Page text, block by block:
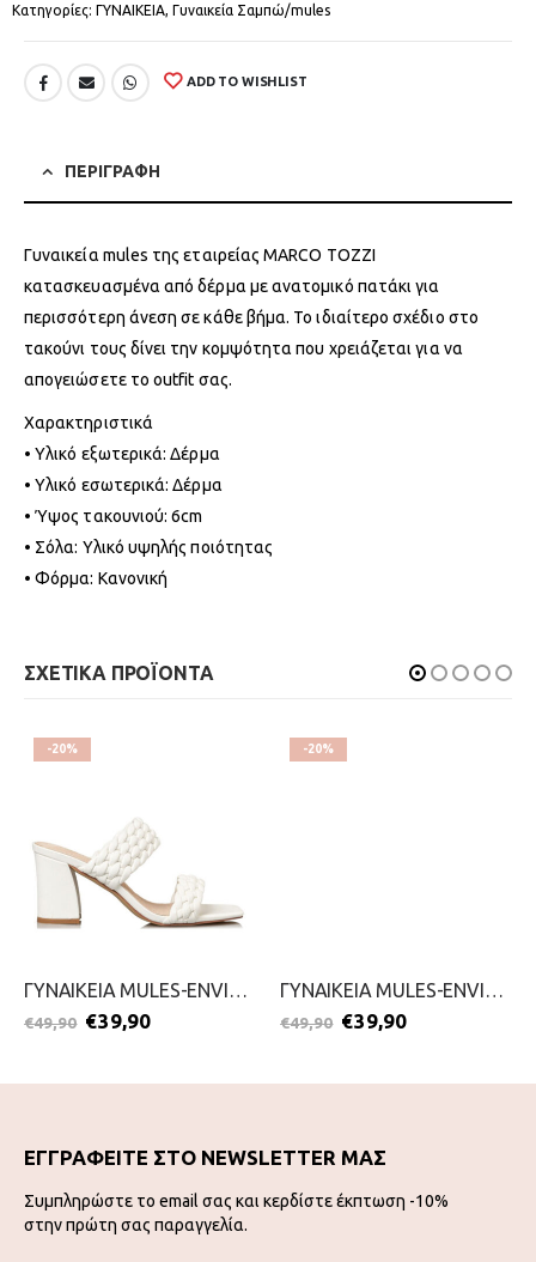
Κατηγορίες: ΓΥΝΑΙΚΕΙΑ, Γυναικεία Σαμπώ/mules
ADD TO WISHLIST
ΠΕΡΙΓΡΑΦΗ
Γυναικεία mules της εταιρείας MARCO TOZZI
κατασκευασμένα από δέρμα με ανατομικό πατάκι για
περισσότερη άνεση σε κάθε βήμα. Το ιδιαίτερο σχέδιο στο
τακούνι τους δίνει την κομψότητα που χρειάζεται για να
απογειώσετε το outfit σας.
Χαρακτηριστικά
• Υλικό εξωτερικά: Δέρμα
• Υλικό εσωτερικά: Δέρμα
• Ύψος τακουνιού: 6cm
• Σόλα: Υλικό υψηλής ποιότητας
• Φόρμα: Κανονική
ΣΧΕΤΙΚΑ ΠΡΟΪΟΝΤΑ
-20%
ΓΥΝΑΙΚΕΙΑ MULES-ENVIE-2299-0214-ΛΕΥΚΟ
€49,90 €39,90
-20%
ΓΥΝΑΙΚΕΙΑ MULES-ENVIE-2299-0245-ΜΠΕΖ
€49,90 €39,90
ΕΓΓΡΑΦΕΙΤΕ ΣΤΟ NEWSLETTER ΜΑΣ
Συμπληρώστε το email σας και κερδίστε έκπτωση -10%
στην πρώτη σας παραγγελία.